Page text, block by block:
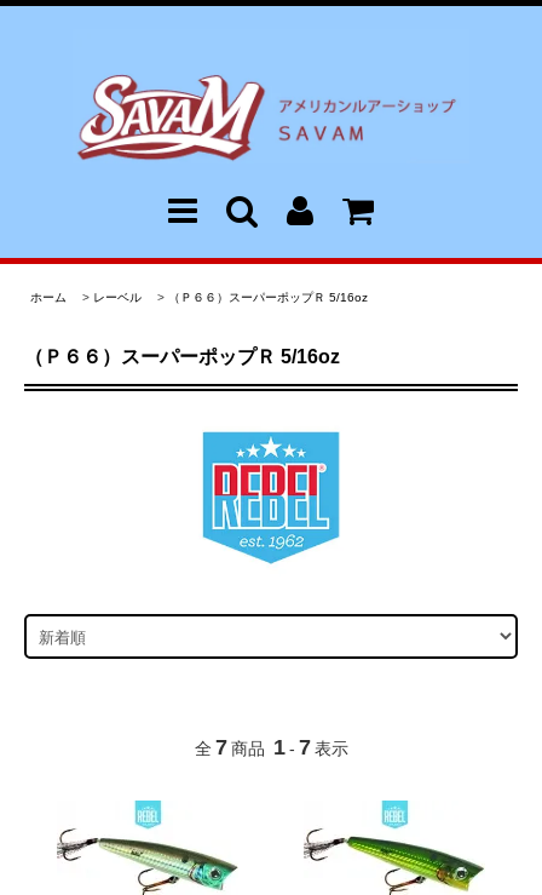
ホーム > レーベル > （Ｐ６６）スーパーポップＲ 5/16oz
（Ｐ６６）スーパーポップＲ 5/16oz
全 7 商品 1 - 7 表示